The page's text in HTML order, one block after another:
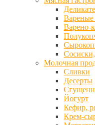
Вареные
Варено-
Молочная
Сливки
Десерты
Йогурт
Кефир,
Крем-